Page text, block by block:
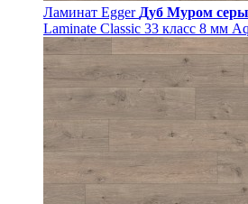
Ламинат Egger Дуб Муром
Laminate Classic 33 класс 8 мм